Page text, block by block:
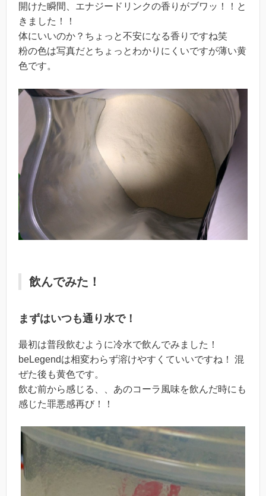
開けた瞬間、エナジードリンクの香りがブワッ！！と
きました！！
体にいいのか？ちょっと不安になる香りですね笑
粉の色は写真だとちょっとわかりにくいですが薄い黄
色です。
飲んでみた！
まずはいつも通り水で！
最初は普段飲むように冷水で飲んでみました！
beLegendは相変わらず溶けやすくていいですね！ 混
ぜた後も黄色です。
飲む前から感じる、、あのコーラ風味を飲んだ時にも
感じた罪悪感再び！！